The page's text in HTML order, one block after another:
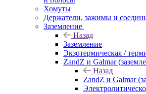
Хомуты
Держатели, зажимы и
Заземление
Назад
Заземление
Экзотермическая /
ZandZ и Galmar
Назад
ZandZ и Galmar